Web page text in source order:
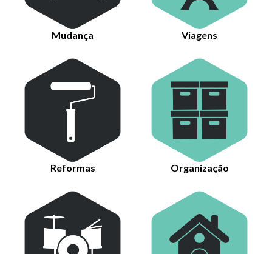
Mudança Viagens
Reformas Organização